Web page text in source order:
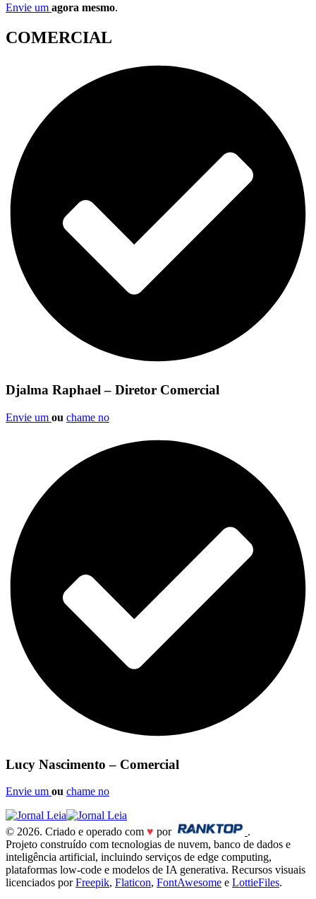
Envie um agora mesmo.
COMERCIAL
Djalma Raphael – Diretor Comercial
Envie um ou chame no
Lucy Nascimento – Comercial
Envie um ou chame no
© 2026. Criado e operado com ♥ por
.
Projeto construído com tecnologias de nuvem, banco de dados e
inteligência artificial, incluindo serviços de edge computing,
plataformas low-code e modelos de IA generativa. Recursos visuais
licenciados porFreepik, Flaticon, FontAwesome e LottieFiles.